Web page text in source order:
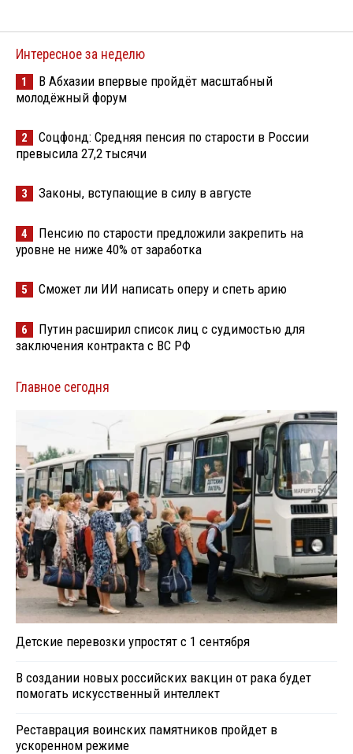
Интересное за неделю
1
В Абхазии впервые пройдёт масштабный
молодёжный форум
2
Соцфонд: Средняя пенсия по старости в России
превысила 27,2 тысячи
3 Законы, вступающие в силу в августе
4
Пенсию по старости предложили закрепить на
уровне не ниже 40% от заработка
5 Сможет ли ИИ написать оперу и спеть арию
6
Путин расширил список лиц с судимостью для
заключения контракта с ВС РФ
Главное сегодня
Детские перевозки упростят с 1 сентября
В создании новых российских вакцин от рака будет
помогать искусственный интеллект
Реставрация воинских памятников пройдет в
ускоренном режиме